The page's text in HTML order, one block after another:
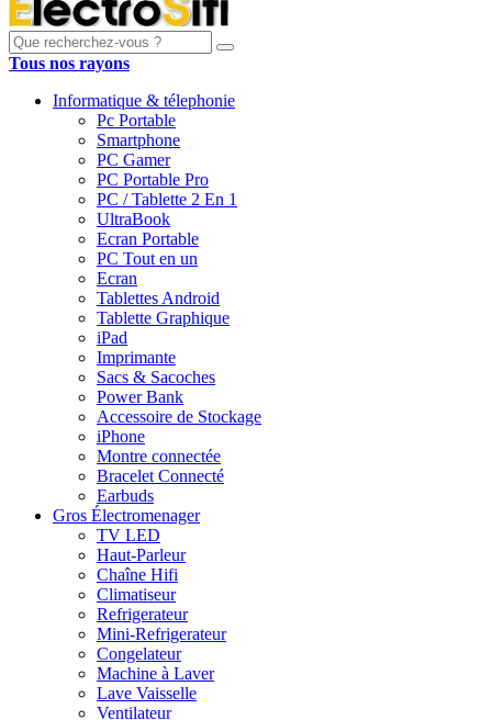
Tous nos rayons
Informatique & télephonie
Pc Portable
Smartphone
PC Gamer
PC Portable Pro
PC / Tablette 2 En 1
UltraBook
Ecran Portable
PC Tout en un
Ecran
Tablettes Android
Tablette Graphique
iPad
Imprimante
Sacs & Sacoches
Power Bank
Accessoire de Stockage
iPhone
Montre connectée
Bracelet Connecté
Earbuds
Gros Électromenager
TV LED
Haut-Parleur
Chaîne Hifi
Climatiseur
Refrigerateur
Mini-Refrigerateur
Congelateur
Machine à Laver
Lave Vaisselle
Ventilateur